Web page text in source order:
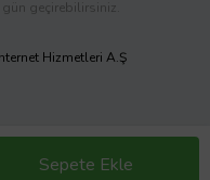
Sepete Ekle
geçirebilirsiniz.
Hizmetleri A.Ş